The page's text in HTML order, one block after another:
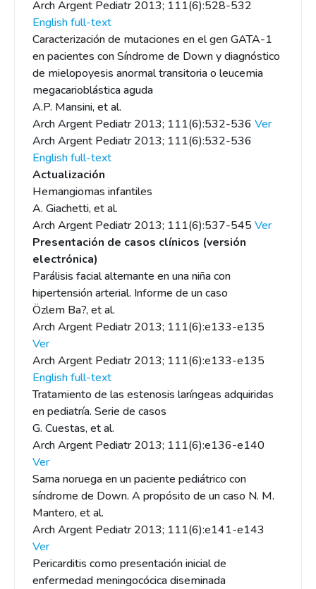
Arch Argent Pediatr 2013; 111(6):528-532
English full-text
Caracterización de mutaciones en el gen GATA-1
en pacientes con Síndrome de Down y diagnóstico
de mielopoyesis anormal transitoria o leucemia
megacarioblástica aguda
A.P. Mansini, et al.
Arch Argent Pediatr 2013; 111(6):532-536 Ver
Arch Argent Pediatr 2013; 111(6):532-536
English full-text
Actualización
Hemangiomas infantiles
A. Giachetti, et al.
Arch Argent Pediatr 2013; 111(6):537-545Ver
Presentación de casos clínicos (versión
electrónica)
Parálisis facial alternante en una niña con
hipertensión arterial. Informe de un caso
Özlem Ba?, et al.
Arch Argent Pediatr 2013; 111(6):e133-e135
Ver
Arch Argent Pediatr 2013; 111(6):e133-e135
English full-text
Tratamiento de las estenosis laríngeas adquiridas
en pediatría. Serie de casos
G. Cuestas, et al.
Arch Argent Pediatr 2013; 111(6):e136-e140
Ver
Sarna noruega en un paciente pediátrico con
síndrome de Down. A propósito de un caso N. M.
Mantero, et al.
Arch Argent Pediatr 2013; 111(6):e141-e143
Ver
Pericarditis como presentación inicial de
enfermedad meningocócica diseminada